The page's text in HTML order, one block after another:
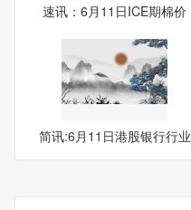
速讯：6月11日ICE期棉价
简讯:6月11日港股银行行业